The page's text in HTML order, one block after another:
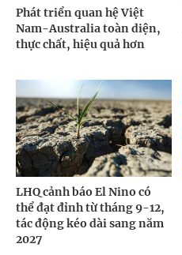
Phát triển quan hệ Việt
Nam-Australia toàn diện,
thực chất, hiệu quả hơn
LHQ cảnh báo El Nino có
thể đạt đỉnh từ tháng 9-12,
tác động kéo dài sang năm
2027